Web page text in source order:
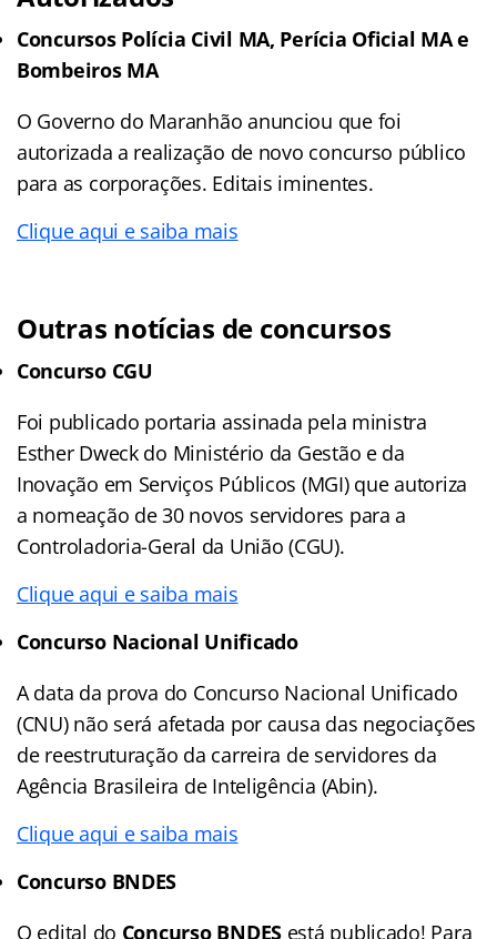
Concursos Polícia Civil MA, Perícia Oficial MA e
Bombeiros MA
O Governo do Maranhão anunciou que foi
autorizada a realização de novo concurso público
para as corporações. Editais iminentes.
Clique aqui e saiba mais
Outras notícias de concursos
Concurso CGU
Foi publicado portaria assinada pela ministra
Esther Dweck do Ministério da Gestão e da
Inovação em Serviços Públicos (MGI) que autoriza
a nomeação de 30 novos servidores para a
Controladoria-Geral da União (CGU).
Clique aqui e saiba mais
Concurso Nacional Unificado
A data da prova do Concurso Nacional Unificado
(CNU) não será afetada por causa das negociações
de reestruturação da carreira de servidores da
Agência Brasileira de Inteligência (Abin).
Clique aqui e saiba mais
Concurso BNDES
O edital do Concurso BNDES está publicado! Para